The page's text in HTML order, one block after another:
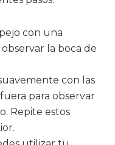
con una
la boca de
con las
para observar
Repite estos